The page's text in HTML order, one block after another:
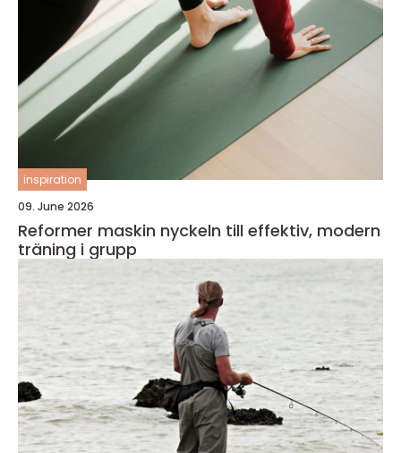
inspiration
09. June 2026
Reformer maskin nyckeln till effektiv, modern
träning i grupp